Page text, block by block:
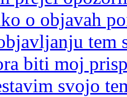
o objavah
tem
biti moj
svojo